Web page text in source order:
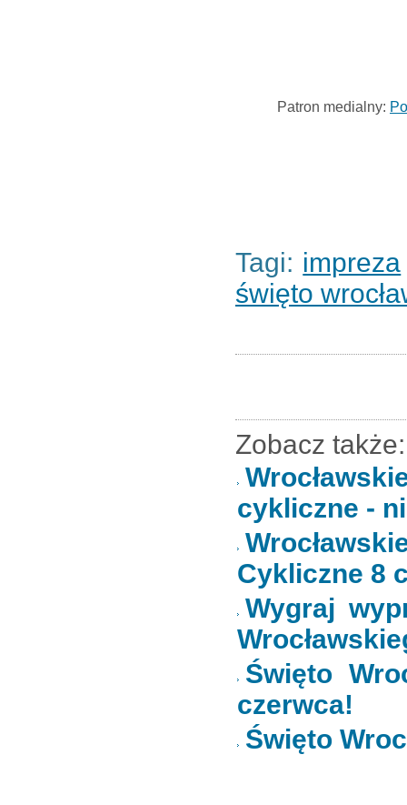
Patron medialny:
Tagi: impreza
święto
Zobacz także:
cykliczne -
Cykliczne 8
Wygraj
Święto
czerwca!
Święto